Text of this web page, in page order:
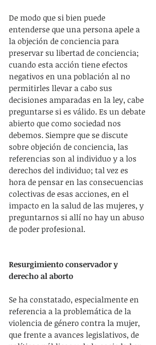
De modo que si bien puede
entenderse que una persona apele a
la objeción de conciencia para
preservar su libertad de conciencia;
cuando esta acción tiene efectos
negativos en una población al no
permitirles llevar a cabo sus
decisiones amparadas en la ley, cabe
preguntarse si es válido. Es un debate
abierto que como sociedad nos
debemos. Siempre que se discute
sobre objeción de conciencia, las
referencias son al individuo y a los
derechos del individuo; tal vez es
hora de pensar en las consecuencias
colectivas de esas acciones, en el
impacto en la salud de las mujeres, y
preguntarnos si allí no hay un abuso
de poder profesional.
Resurgimiento conservador y
derecho al aborto
Se ha constatado, especialmente en
referencia a la problemática de la
violencia de género contra la mujer,
que frente a avances legislativos, de